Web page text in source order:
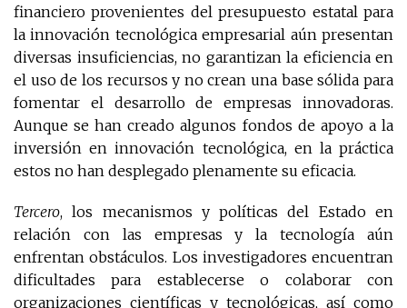
financiero provenientes del presupuesto estatal para
la innovación tecnológica empresarial aún presentan
diversas insuficiencias, no garantizan la eficiencia en
el uso de los recursos y no crean una base sólida para
fomentar el desarrollo de empresas innovadoras.
Aunque se han creado algunos fondos de apoyo a la
inversión en innovación tecnológica, en la práctica
estos no han desplegado plenamente su eficacia.
Tercero, los mecanismos y políticas del Estado en
relación con las empresas y la tecnología aún
enfrentan obstáculos. Los investigadores encuentran
dificultades para establecerse o colaborar con
organizaciones científicas y tecnológicas, así como